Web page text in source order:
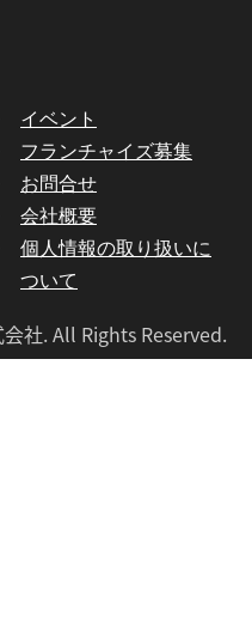
イベント
フランチャイズ募集
お問合せ
会社概要
個人情報の取り扱いに
ついて
社. All Rights Reserved.